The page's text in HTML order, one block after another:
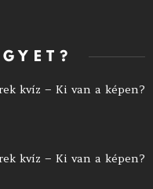
kvíz – Ki van a képen?
kvíz – Ki van a képen?